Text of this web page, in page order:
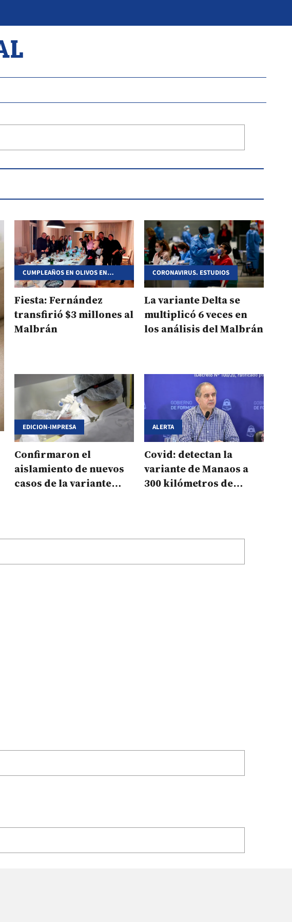
CUMPLEAÑOS EN OLIVOS EN
PLENA CUARENTENA. EL
PRESIDENTE ESPERA EL
Fiesta: Fernández
transfirió $3 millones al
Malbrán
CORONAVIRUS. ESTUDIOS
La variante Delta se
multiplicó 6 veces en
los análisis del Malbrán
EDICION-IMPRESA
Confirmaron el
aislamiento de nuevos
casos de la variante
ALERTA
Covid: detectan la
variante de Manaos a
300 kilómetros de